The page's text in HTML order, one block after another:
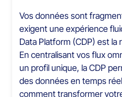
Vos données sont
exigent une expérience
Data Platform (CDP) est
En centralisant vos flux
un profil unique, la CDP
des données en temps
comment transformer